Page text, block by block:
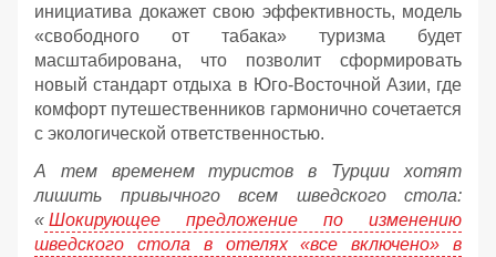
инициатива докажет свою эффективность, модель
«свободного от табака» туризма будет
масштабирована, что позволит сформировать
новый стандарт отдыха в Юго-Восточной Азии, где
комфорт путешественников гармонично сочетается
с экологической ответственностью.
А тем временем туристов в Турции хотят
лишить привычного всем шведского стола:
« Шокирующее предложение по изменению
шведского стола в отелях «все включено» в